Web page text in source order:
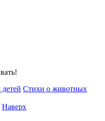
Стихи о животных
Наверх